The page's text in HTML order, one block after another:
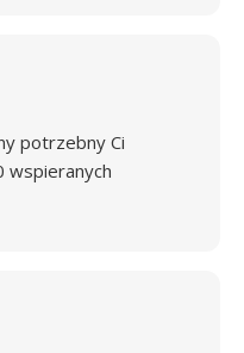
potrzebny Ci
wspieranych